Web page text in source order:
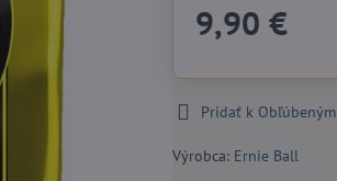
9,90 €
Pridať k Obľúbeným
Výrobca: Ernie Ball